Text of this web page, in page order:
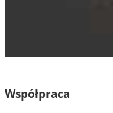
Współpraca